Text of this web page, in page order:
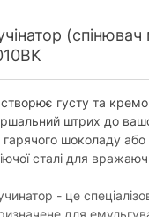
спінювання
молока
пластик
200 г
густу та
штрих до
гарячого шоколаду
сталі для
- це
для